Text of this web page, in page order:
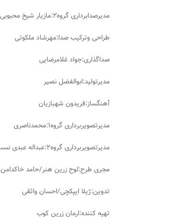
مدیرصدابرداری گروه۲:مازیار شیخ محبوبی
طراحی وترکیب صدا:مهرشاد ملکوتی
صداگذاری:جواد غلامرضایی
مدیرتولید:ابوالفضل نصیر
آهنگساز:فریدون شهبازیان
مدیرتصویربرداری گروه۱:محمدناصری
مدیرتصویربرداری گروه۲:عبداله عبدی نسب
مجری طرح:لوح زرین هنر/حامد خاکدامن
تدوین:ژیلا ایپکچی/احسان واثقی
تهیه کننده:ارمان زرین کوب